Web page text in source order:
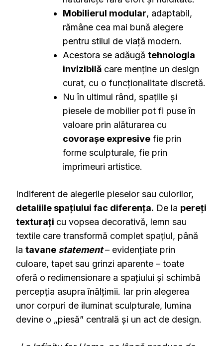
Mobilierul modular, adaptabil,
rămâne cea mai bună alegere
pentru stilul de viață modern.
Acestora se adăugă tehnologia
invizibilă care menține un design
curat, cu o funcționalitate discretă.
Nu în ultimul rând, spațiile și
piesele de mobilier pot fi puse în
valoare prin alăturarea cu
covorașe expresive fie prin
forme sculpturale, fie prin
imprimeuri artistice.
Indiferent de alegerile pieselor sau culorilor,
detaliile spațiului fac diferența. De la pereți
texturați cu vopsea decorativă, lemn sau
textile care transformă complet spațiul, până
la tavane statement– evidențiate prin
culoare, tapet sau grinzi aparente – toate
oferă o redimensionare a spațiului și schimbă
percepția asupra înălțimii. Iar prin alegerea
unor corpuri de iluminat sculpturale, lumina
devine o „piesă” centrală și un act de design.